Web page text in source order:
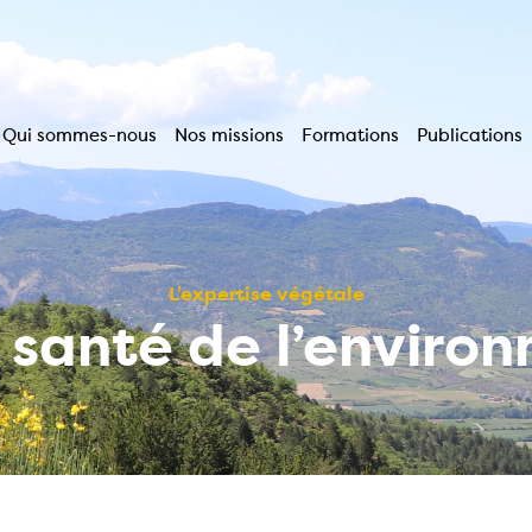
Qui sommes-nous Nos missions Formations Publications
L’expertise végétale
de